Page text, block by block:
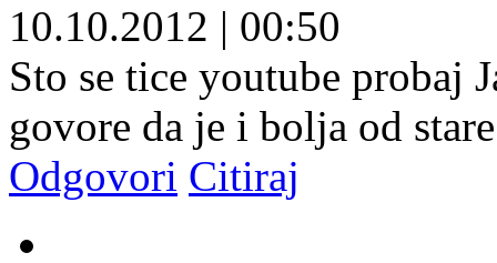
10.10.2012 | 00:50
Sto se tice youtube probaj
govore da je i bolja od stare
Odgovori Citiraj